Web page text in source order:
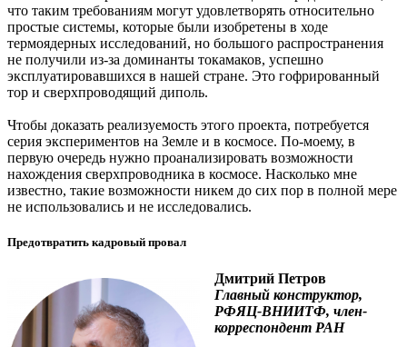
что таким требованиям могут удовлетворять относительно
простые системы, которые были изобретены в ходе
термоядерных исследований, но большого распространения
не получили из-за доминанты токамаков, успешно
эксплуатировавшихся в нашей стране. Это гофрированный
тор и сверхпроводящий диполь.
Чтобы доказать реализуемость этого проекта, потребуется
серия экспериментов на Земле и в космосе. По-моему, в
первую очередь нужно проанализировать возможности
нахождения сверхпроводника в космосе. Насколько мне
известно, такие возможности никем до сих пор в полной мере
не использовались и не исследовались.
Предотвратить кадровый провал
Дмитрий Петров
Главный конструктор,
РФЯЦ-ВНИИТФ, член-
корреспондент РАН